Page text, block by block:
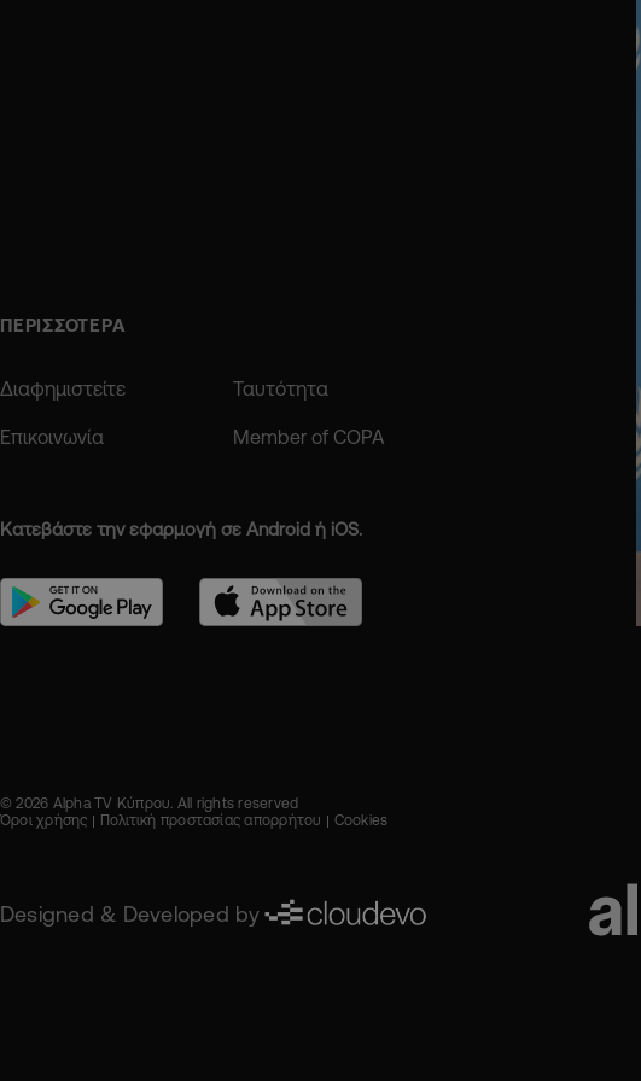
ΠΕΡΙΣΣΟΤΕΡΑ
Διαφημιστείτε Ταυτότητα
Επικοινωνία Member of COPA
Κατεβάστε την εφαρμογή σε Android ή iOS.
© 2026 Alpha TV Κύπρου. All rights reserved
Όροι χρήσης
Πολιτική προστασίας απορρήτου Cookies
Designed & Developed by